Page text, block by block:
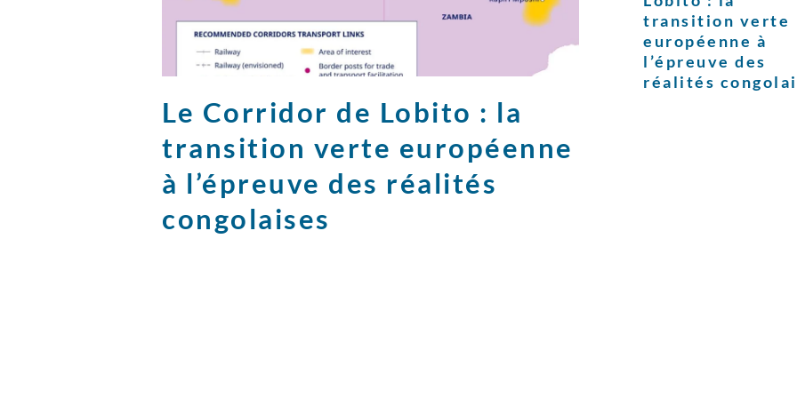
Le Corridor de Lobito : la
transition verte européenne
à l’épreuve des réalités
congolaises
transition verte
européenne à
l’épreuve des
réalités